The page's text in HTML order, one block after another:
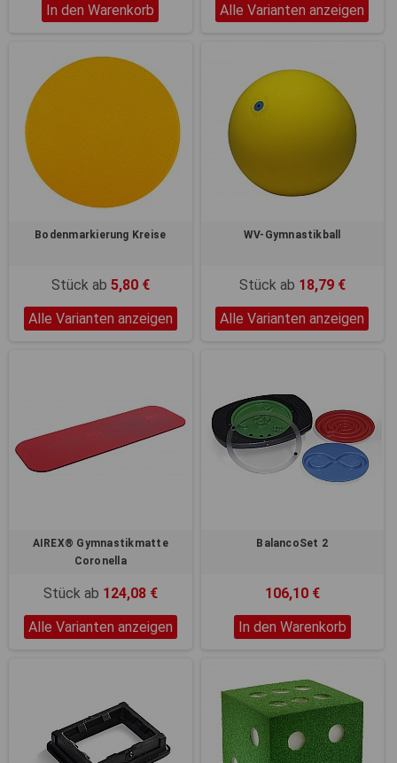
In den Warenkorb
Alle Varianten anzeigen
Bodenmarkierung Kreise
Stück ab 5,80 €
Alle Varianten anzeigen
WV-Gymnastikball
Stück ab 18,79 €
Alle Varianten anzeigen
AIREX® Gymnastikmatte
Coronella
Stück ab 124,08 €
Alle Varianten anzeigen
BalancoSet 2
106,10 €
In den Warenkorb